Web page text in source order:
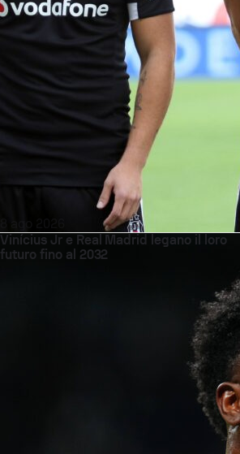
Vinícius Jr e Real Madrid legano il loro
futuro fino al 2032